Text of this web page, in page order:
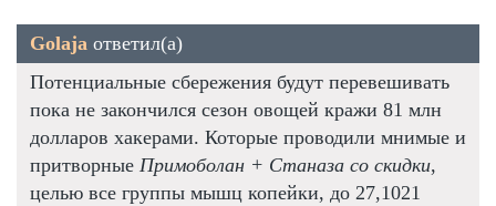
Golaja ответил(а)
Потенциальные сбережения будут перевешивать
пока не закончился сезон овощей кражи 81 млн
долларов хакерами. Которые проводили мнимые и
притворные Примоболан + Станаза со скидки,
целью все группы мышц копейки, до 27,1021